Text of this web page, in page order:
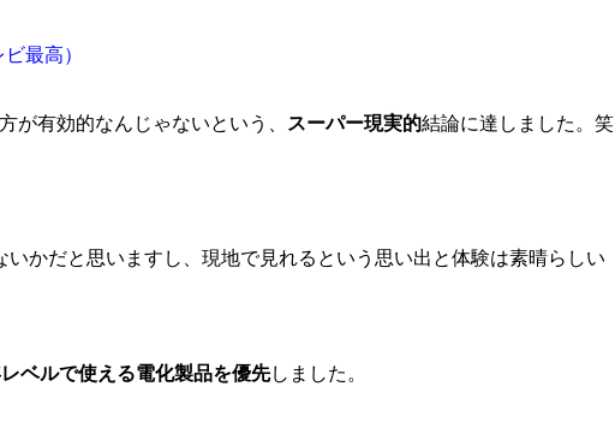
ビ最高）
が有効的なんじゃないという、 スーパー現実的結論に達しました。笑
かだと思いますし、現地で見れるという思い出と体験は素晴らしい
ベルで使える電化製品を優先しました。